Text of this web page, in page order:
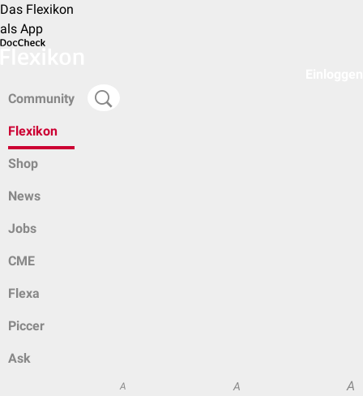
Das Flexikon
als App
Community
Flexikon
Shop
News
Jobs
CME
Flexa
Piccer
Ask
A A A